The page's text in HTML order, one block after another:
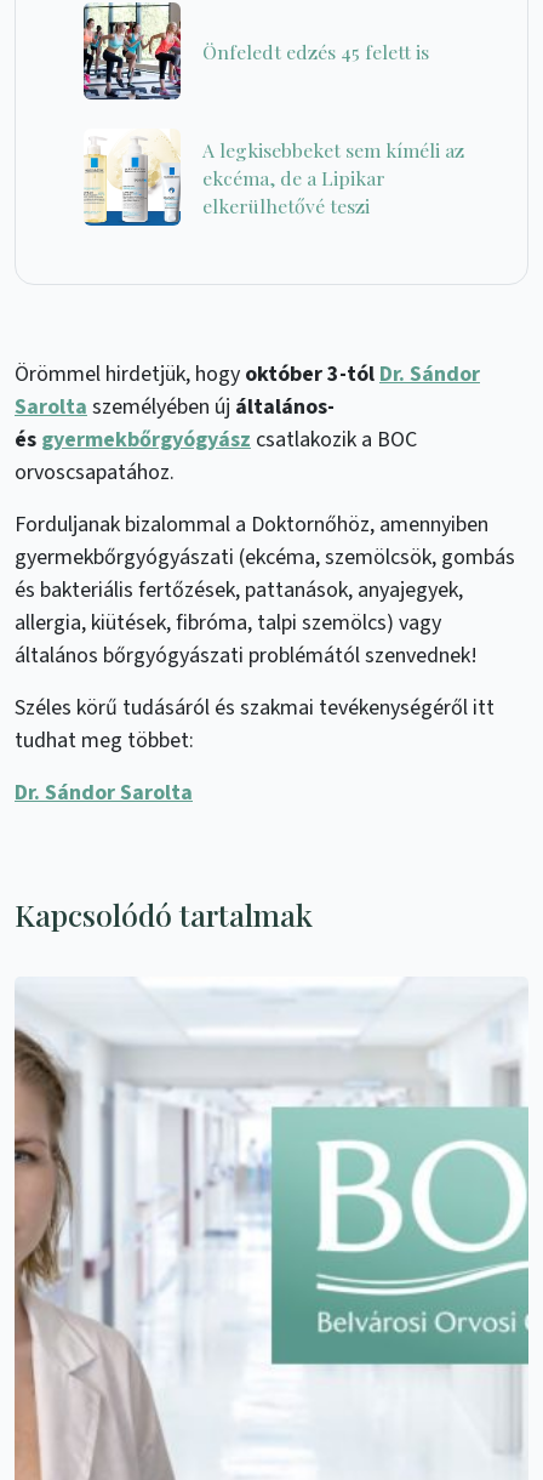
Örömmel hirdetjük, hogy október 3-tólDr. Sándor
Saroltaszemélyében új általános-
és gyermekbőrgyógyász csatlakozik a BOC
orvoscsapatához.
Forduljanak bizalommal a Doktornőhöz, amennyiben
gyermekbőrgyógyászati (ekcéma, szemölcsök, gombás
és bakteriális fertőzések, pattanások, anyajegyek,
allergia, kiütések, fibróma, talpi szemölcs) vagy
általános bőrgyógyászati problémától szenvednek!
Széles körű tudásáról és szakmai tevékenységéről itt
tudhat meg többet:
Dr. Sándor Sarolta
Önfeledt edzés 45 felett is
A legkisebbeket sem kíméli az
ekcéma, de a Lipikar
elkerülhetővé teszi
Kapcsolódó tartalmak